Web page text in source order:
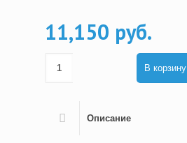
11,150 руб.
В корзину
Описание